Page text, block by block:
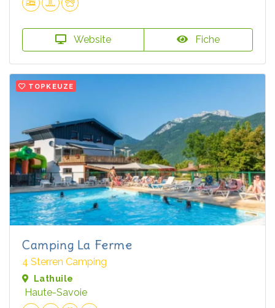
Website Fiche
TOPKEUZE
Camping La Ferme
4 Sterren Camping
Lathuile
Haute-Savoie